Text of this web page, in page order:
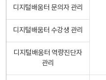
디지털배움터 문의자 관리
디지털배움터 수강생 관리
디지털배움터 역량진단자
관리